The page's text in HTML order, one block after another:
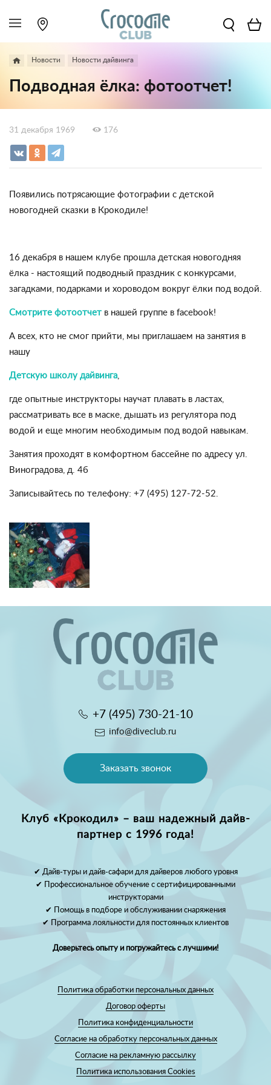
Новости Новости дайвинга
Подводная ёлка: фотоотчет!
31 декабря 1969 176
Появились потрясающие фотографии с детской
новогодней сказки в Крокодиле!
16 декабря в нашем клубе прошла детская новогодняя
ёлка - настоящий подводный праздник с конкурсами,
загадками, подарками и хороводом вокруг ёлки под водой.
Смотрите фотоотчет в нашей группе в facebook!
А всех, кто не смог прийти, мы приглашаем на занятия в
нашу
Детскую школу дайвинга,
где опытные инструкторы научат плавать в ластах,
рассматривать все в маске, дышать из регулятора под
водой и еще многим необходимым под водой навыкам.
Занятия проходят в комфортном бассейне по адресу ул.
Виноградова, д. 4б
Записывайтесь по телефону: +7 (495) 127-72-52.
+7 (495) 730-21-10
info@diveclub.ru
Заказать звонок
Клуб «Крокодил» – ваш надежный дайв-
партнер с 1996 года!
✔ Дайв-туры и дайв-сафари для дайверов любого уровня
✔ Профессиональное обучение с сертифицированными
инструкторами
✔ Помощь в подборе и обслуживании снаряжения
✔ Программа лояльности для постоянных клиентов
Доверьтесь опыту и погружайтесь с лучшими!
Политика обработки персональных данных
Договор оферты
Политика конфиденциальности
Согласие на обработку персональных данных
Согласие на рекламную рассылку
Политика использования Cookies